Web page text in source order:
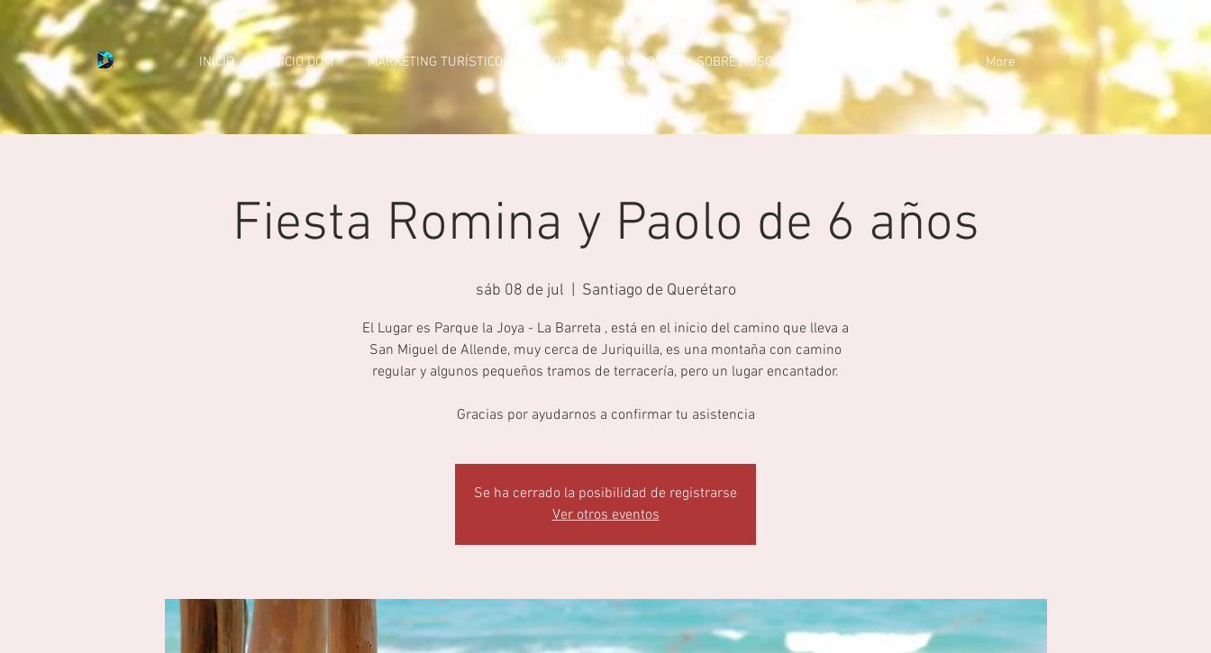
INICIO INICIO DQM MARKETING TURÍSTICO BLOG SERVICIOS SOBRE NOSOTROS More
Fiesta Romina y Paolo de 6 años
sáb 08 de jul Santiago de Querétaro
El Lugar es Parque la Joya - La Barreta , está en el inicio del camino que lleva a
San Miguel de Allende, muy cerca de Juriquilla, es una montaña con camino
regular y algunos pequeños tramos de terracería, pero un lugar encantador.
Se ha cerrado la posibilidad de registrarse
Ver otros eventos